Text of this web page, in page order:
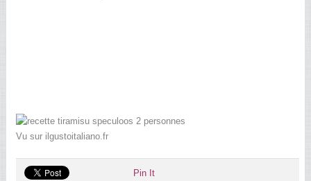
Vu sur ilgustoitaliano.fr
Pin It